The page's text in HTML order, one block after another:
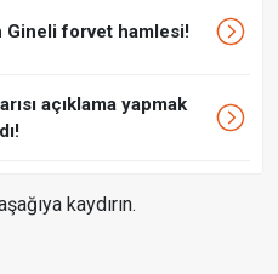
Gineli forvet hamlesi!
açıklama yapmak
kaydırın.